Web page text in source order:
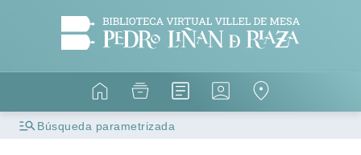
Búsqueda parametrizada